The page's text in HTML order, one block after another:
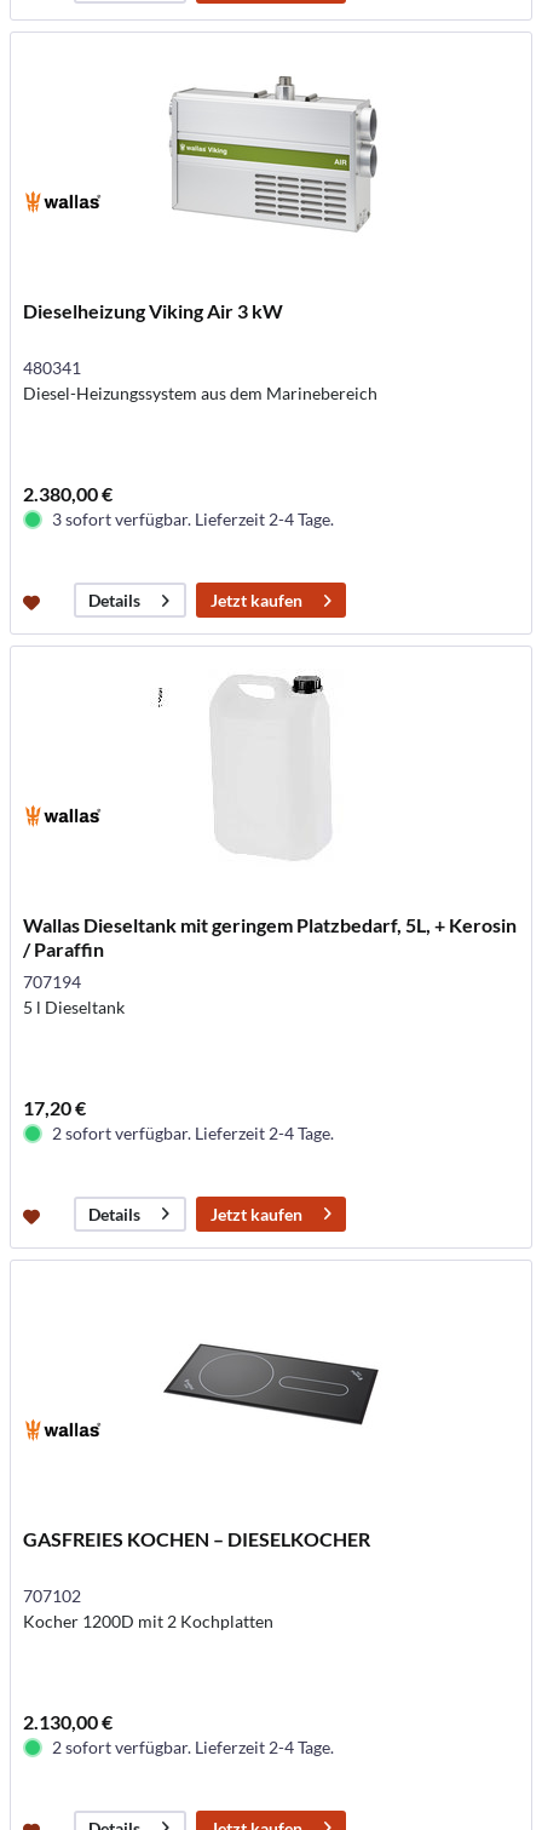
Dieselheizung Viking Air 3 kW
480341
Diesel-Heizungssystem aus dem Marinebereich
2.380,00 €
3 sofort verfügbar. Lieferzeit 2-4 Tage.
Details Jetzt kaufen
Wallas Dieseltank mit geringem Platzbedarf, 5L, + Kerosin
/ Paraffin
707194
5 l Dieseltank
17,20 €
2 sofort verfügbar. Lieferzeit 2-4 Tage.
Details Jetzt kaufen
GASFREIES KOCHEN – DIESELKOCHER
707102
Kocher 1200D mit 2 Kochplatten
2.130,00 €
2 sofort verfügbar. Lieferzeit 2-4 Tage.